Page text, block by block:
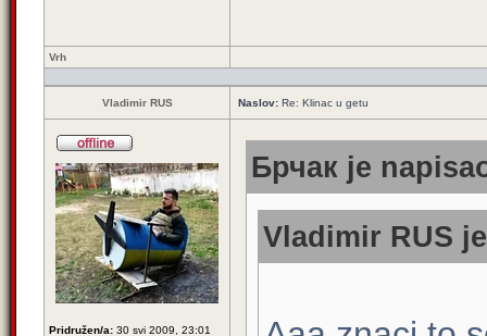
Vrh
Vladimir RUS Naslov: Re: Klinac u getu
Pridružen/a: 30 svi 2009, 23:01
Брчак je
Vladimir RUS